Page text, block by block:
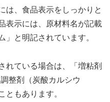
は、食品表示をしっかりと
表示には、原材料名が記載
」と明記されています。
れている場合は、「増粘剤
整剤（炭酸カルシウ
ともあります。